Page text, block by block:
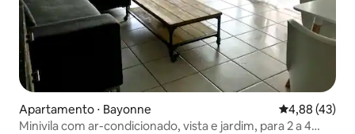
Apartamento ⋅ Bayonne 4,88 de uma
4,88 (43)
Minivila com ar-condicionado, vista e jardim, para 2 a 4